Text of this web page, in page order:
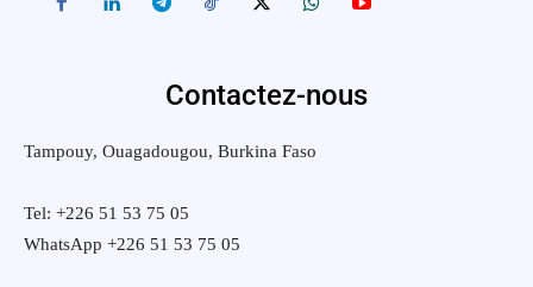
Contactez-nous
Tampouy, Ouagadougou, Burkina Faso
Tel: +226 51 53 75 05
WhatsApp +226 51 53 75 05